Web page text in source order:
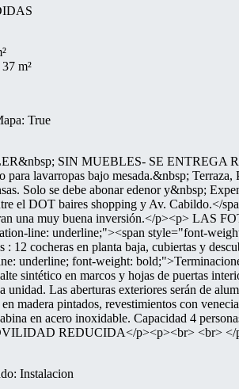
m²
True
SIN MUEBLES- SE ENTREGA
para lavarropas bajo mesada.&nbsp;
Solo se debe abonar edenor y&nbsp;
el DOT baires shopping y Av. Cabildo.</
una muy buena inversión.</p><p>
line: underline;"><span style="font-
: 12 cocheras en planta baja, cubiertas y
underline; font-weight:
sintético en marcos y hojas de puertas
unidad. Las aberturas exteriores serán de
madera pintados, revestimientos con
en acero inoxidable. Capacidad 4
REDUCIDA</p><p><br> <br> </
Instalacion